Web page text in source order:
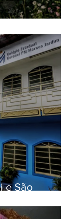
e São
médio; veja